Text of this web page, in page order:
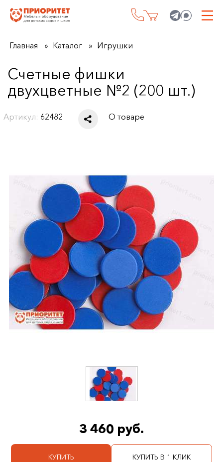
Главная Каталог Игрушки
Счетные фишки
двухцветные №2 (200 шт.)
Артикул: 62482 О товаре
3 460 руб.
КУПИТЬ КУПИТЬ В 1 КЛИК